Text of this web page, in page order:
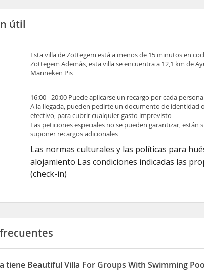
útil
Esta villa de Zottegem está a menos de 15 minutos en
Zottegem Además, esta villa se encuentra a 12,1 km de
Manneken Pis
16:00 - 20:00 Puede aplicarse un recargo por cada
A la llegada, pueden pedirte un documento de
efectivo, para cubrir cualquier gasto imprevisto
Las peticiones especiales no se pueden garantizar,
suponer recargos adicionales
Las normas culturales y las políticas para
alojamiento Las condiciones indicadas las
(check-in)
tiene Beautiful Villa For Groups With Swimming